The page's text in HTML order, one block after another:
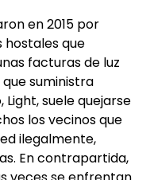
en 2015 por
hostales que
facturas de luz
suministra
suele quejarse
los vecinos que
ilegalmente,
En contrapartida,